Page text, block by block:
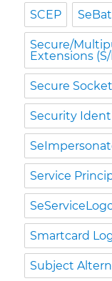
SCEP
Secure/
Extensions
Secure
Security
Service
Smartcard
Subject